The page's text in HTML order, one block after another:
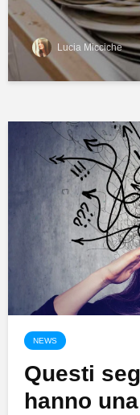
Lucia Micciche
NEWS
Questi
hanno